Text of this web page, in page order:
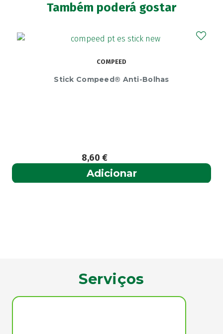
Também poderá gostar
COMPEED
Stick Compeed® Anti-Bolhas
8,60 €
Adicionar
Serviços